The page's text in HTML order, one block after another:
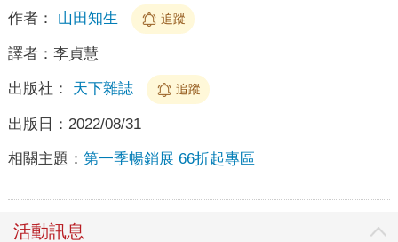
作者： 山田知生 追蹤
譯者： 李貞慧
出版社： 天下雜誌 追蹤
出版日： 2022/08/31
相關主題： 第一季暢銷展 66折起專區
活動訊息